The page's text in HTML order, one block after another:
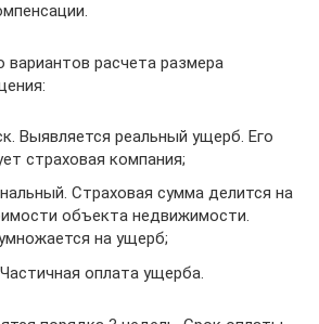
вариантов расчета размера
Выявляется реальный ущерб. Его
страховая компания;
Страховая сумма делится на
объекта недвижимости.
на ущерб;
оплата ущерба.